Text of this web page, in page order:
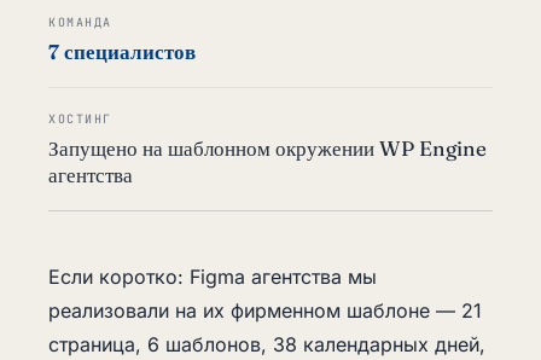
КОМАНДА
7 специалистов
ХОСТИНГ
Запущено на шаблонном окружении WP Engine
агентства
Если коротко: Figma агентства мы
реализовали на их фирменном шаблоне — 21
страница, 6 шаблонов, 38 календарных дней,